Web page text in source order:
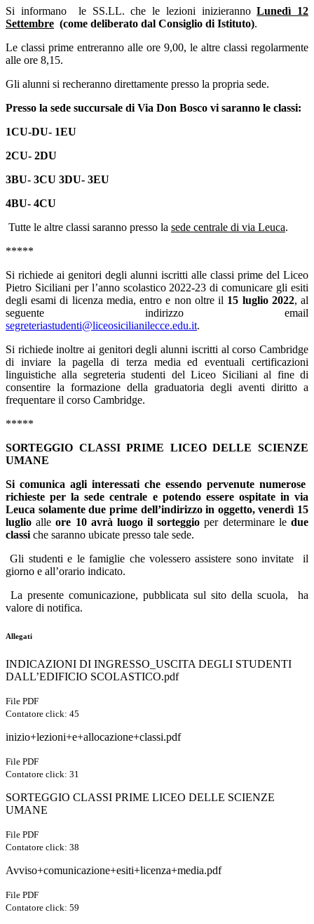
Si informano le SS.LL. che le lezioni inizierannoLunedì 12
Settembre (come deliberato dal Consiglio di Istituto).
Le classi prime entreranno alle ore 9,00, le altre classi regolarmente
alle ore 8,15.
Gli alunni si recheranno direttamente presso la propria sede.
Presso la sede succursale di Via Don Bosco vi saranno le classi:
1CU-DU- 1EU
2CU- 2DU
3BU- 3CU 3DU- 3EU
4BU- 4CU
Tutte le altre classi saranno presso la sede centrale di via Leuca.
*****
Si richiede ai genitori degli alunni iscritti alle classi prime del Liceo
Pietro Siciliani per l’anno scolastico 2022-23 di comunicare gli esiti
degli esami di licenza media, entro e non oltre il 15 luglio 2022, al
seguente indirizzo email
segreteriastudenti@liceosicilianilecce.edu.it.
Si richiede inoltre ai genitori degli alunni iscritti al corso Cambridge
di inviare la pagella di terza media ed eventuali certificazioni
linguistiche alla segreteria studenti del Liceo Siciliani al fine di
consentire la formazione della graduatoria degli aventi diritto a
frequentare il corso Cambridge.
*****
SORTEGGIO CLASSI PRIME LICEO DELLE SCIENZE
UMANE
Si comunica agli interessati che essendo pervenute numerose
richieste per la sede centrale e potendo essere ospitate in via
Leuca solamente due prime dell’indirizzo in oggetto, venerdì 15
luglio alleore 10 avrà luogo il sorteggioper determinare ledue
classi che saranno ubicate presso tale sede.
Gli studenti e le famiglie che volessero assistere sono invitate il
giorno e all’orario indicato.
La presente comunicazione, pubblicata sul sito della scuola, ha
valore di notifica.
Allegati
INDICAZIONI DI INGRESSO_USCITA DEGLI STUDENTI
DALL’EDIFICIO SCOLASTICO.pdf
File PDF
Contatore click: 45
inizio+lezioni+e+allocazione+classi.pdf
File PDF
Contatore click: 31
SORTEGGIO CLASSI PRIME LICEO DELLE SCIENZE
UMANE
File PDF
Contatore click: 38
Avviso+comunicazione+esiti+licenza+media.pdf
File PDF
Contatore click: 59